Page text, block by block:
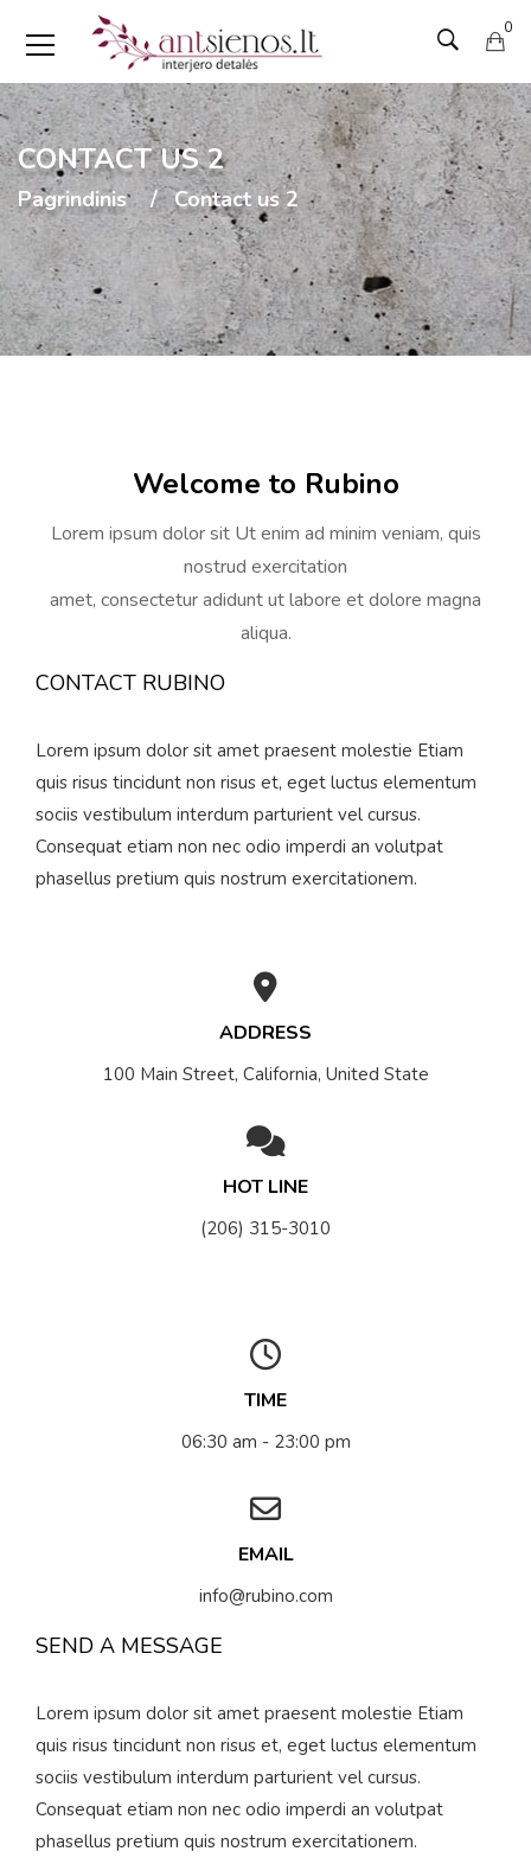
0
CONTACT US 2
Pagrindinis Contact us 2
Welcome to Rubino
Lorem ipsum dolor sit Ut enim ad minim veniam, quis
nostrud exercitation
amet, consectetur adidunt ut labore et dolore magna
aliqua.
CONTACT RUBINO
Lorem ipsum dolor sit amet praesent molestie Etiam
quis risus tincidunt non risus et, eget luctus elementum
sociis vestibulum interdum parturient vel cursus.
Consequat etiam non nec odio imperdi an volutpat
phasellus pretium quis nostrum exercitationem.
ADDRESS
100 Main Street, California, United State
HOT LINE
(206) 315-3010
TIME
06:30 am - 23:00 pm
EMAIL
info@rubino.com
SEND A MESSAGE
Lorem ipsum dolor sit amet praesent molestie Etiam
quis risus tincidunt non risus et, eget luctus elementum
sociis vestibulum interdum parturient vel cursus.
Consequat etiam non nec odio imperdi an volutpat
phasellus pretium quis nostrum exercitationem.